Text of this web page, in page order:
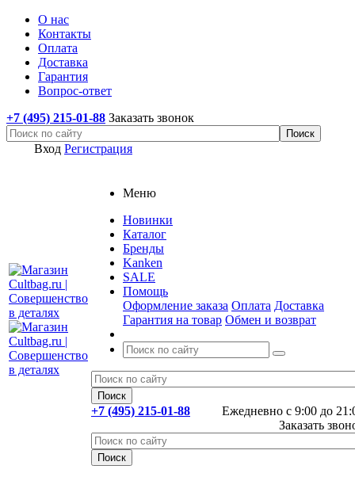
О нас
Контакты
Оплата
Доставка
Гарантия
Вопрос-ответ
+7 (495) 215-01-88 Заказать звонок
Вход Регистрация
Меню
Новинки
Каталог
Бренды
Kanken
SALE
Помощь
Оформление заказа Оплата Доставка
Гарантия на товар Обмен и возврат
Ежедневно с 9:00 до
+7 (495) 215-01-88
Заказать